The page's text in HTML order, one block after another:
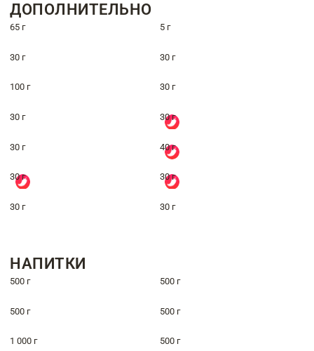
ДОПОЛНИТЕЛЬНО
65 г 5 г
30 г 30 г
100 г 30 г
30 г 30 г
30 г 40 г
30 г 30 г
30 г 30 г
НАПИТКИ
500 г 500 г
500 г 500 г
1 000 г 500 г